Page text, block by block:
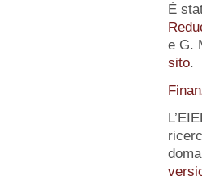
È
e G.
sito.